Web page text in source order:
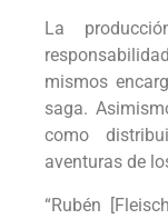
La
mismos
saga.
como
aventuras de
“Rubén